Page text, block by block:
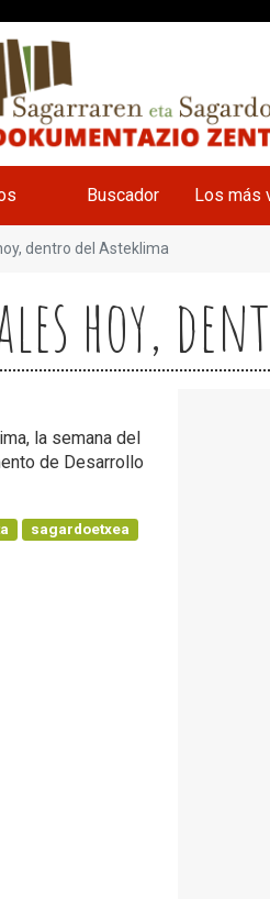
Buscador Los más
dentro del Asteklima
hoy,
la semana del
de Desarrollo
sagardoetxea